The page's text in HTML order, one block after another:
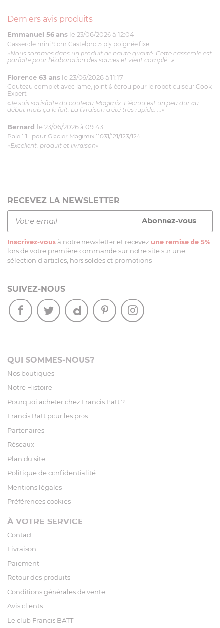
Derniers avis produits
Emmanuel 56 ans le 23/06/2026 à 12:04
Casserole mini 9 cm Castelpro 5 ply poignée fixe
«Nous sommes dans un produit de haute qualité. Cette casserole est
parfaite pour l'élaboration des sauces et vient complé...»
Florence 63 ans le 23/06/2026 à 11:17
Couteau complet avec lame, joint & écrou pour le robot cuiseur Cook
Expert
«Je suis satisfaite du couteau Magimix. L'écrou est un peu dur au
début mais ça le fait. La livraison a été très rapide. ...»
Bernard le 23/06/2026 à 09:43
Pale 1.1L pour Glacier Magimix 11031/121/123/124
«Excellent: produit et livraison»
RECEVEZ LA NEWSLETTER
Inscrivez-vous à notre newsletter et recevez une remise de 5%
lors de votre première commande sur notre site sur une
sélection d’articles, hors soldes et promotions
SUIVEZ-NOUS
QUI SOMMES-NOUS?
Nos boutiques
Notre Histoire
Pourquoi acheter chez Francis Batt ?
Francis Batt pour les pros
Partenaires
Réseaux
Plan du site
Politique de confidentialité
Mentions légales
Préférences cookies
À VOTRE SERVICE
Contact
Livraison
Paiement
Retour des produits
Conditions générales de vente
Avis clients
Le club Francis BATT